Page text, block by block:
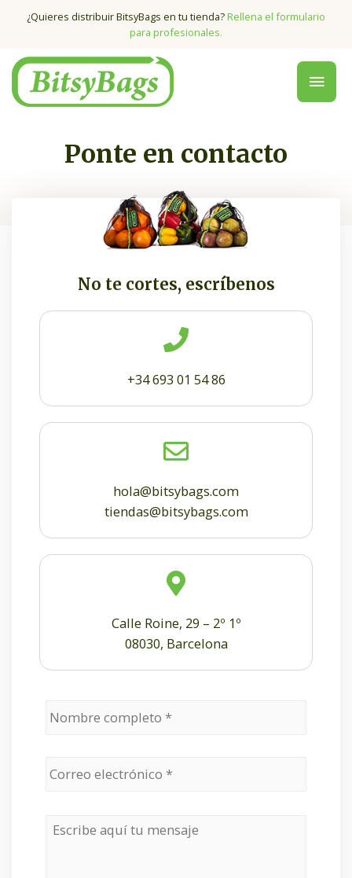
¿Quieres distribuir BitsyBags en tu tienda? Rellena el formulario
para profesionales.
Ponte en contacto
No te cortes, escríbenos
+34 693 01 54 86
hola@bitsybags.com
tiendas@bitsybags.com
Calle Roine, 29 – 2º 1º
08030, Barcelona
o
e
m
*
M
e